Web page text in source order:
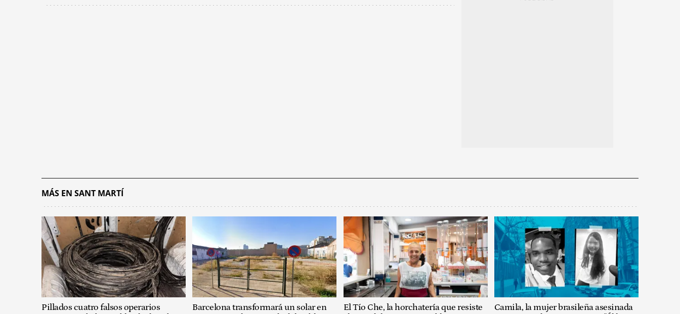
MÁS EN SANT MARTÍ
Pillados cuatro falsos operarios
Barcelona transformará un solar en
El Tío Che, la horchatería que resiste
Camila, la mujer brasileña asesinada